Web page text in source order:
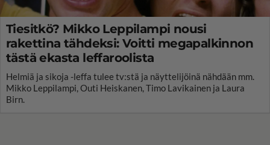
Tiesitkö? Mikko Leppilampi nousi
rakettina tähdeksi: Voitti megapalkinnon
tästä ekasta leffaroolista
Helmiä ja sikoja -leffa tulee tv:stä ja näyttelijöinä nähdään mm.
Mikko Leppilampi, Outi Heiskanen, Timo Lavikainen ja Laura
Birn.